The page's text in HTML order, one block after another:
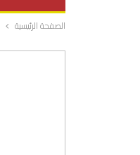
الصفحة الرئيسية